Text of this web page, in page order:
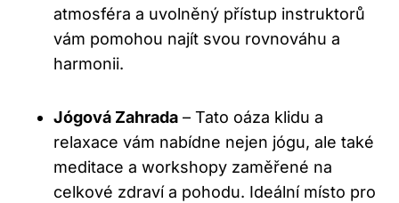
atmosféra a uvolněný přístup instruktorů
vám pomohou najít svou rovnováhu a
harmonii.
Jógová Zahrada – Tato oáza klidu a
relaxace vám nabídne nejen jógu, ale také
meditace a workshopy zaměřené na
celkové zdraví a pohodu. Ideální místo pro